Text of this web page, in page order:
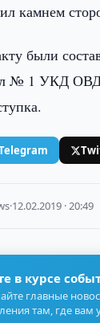
камнем
были
№ 1 УКД ОВД
·12.02.2019 · 20:49
в курсе
главные
там, где вам